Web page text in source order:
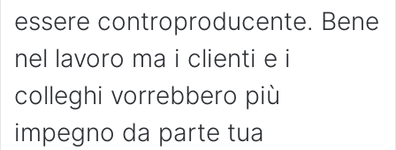
essere controproducente. Bene
nel lavoro ma i clienti e i
colleghi vorrebbero più
impegno da parte tua